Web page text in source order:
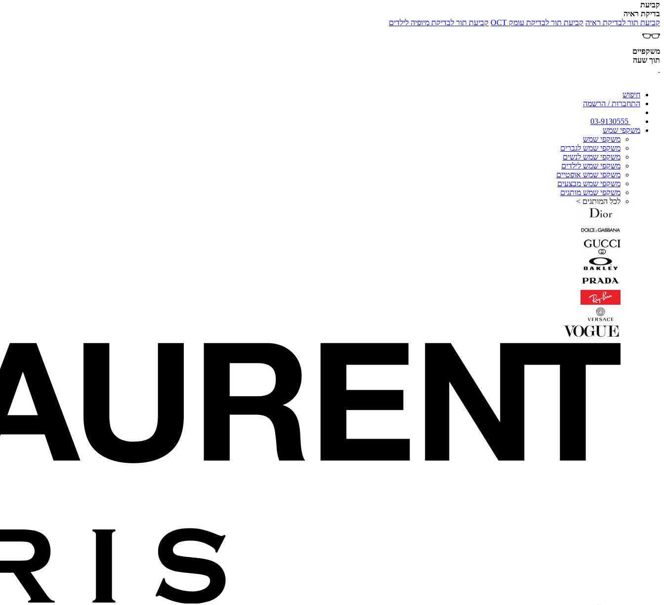
קביעת
בדיקת ראיה
קביעת תור לבדיקת ראיה קביעת תור לבדיקת עומק OCT קביעת תור לבדיקת מיופיה לילדים
משקפיים
תוך שעה
חיפוש
התחברות / הרשמה
משקפי שמש
משקפי שמש
משקפי שמש לגברים
משקפי שמש לנשים
משקפי שמש לילדים
משקפי שמש אופטיים
משקפי שמש מבצעים
משקפי שמש מותגים
לכל המותגים >